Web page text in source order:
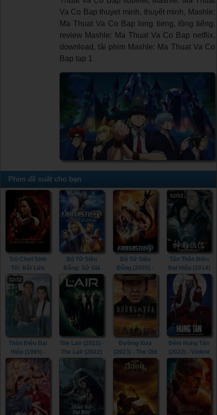
Va Co Bap thuyet minh, thuyết minh, Mashle:
Ma Thuat Va Co Bap long tieng, lồng tiếng,
review Mashle: Ma Thuat Va Co Bap netflix,
download, tải phim Mashle: Ma Thuat Va Co
Bap tap 1
Phim đề xuất cho bạn
Trò Chơi Sinh
Tử: Bắt Lửa
(2013) - The
Hunger Games:
Catching Fire
(2013)
Bộ Tứ Siêu
Đẳng: Sứ Giả
Bạc (2007) -
Fantastic Four:
Rise of the
Silver Surfer
(2007)
Bộ Tứ Siêu
Đẳng (2005) -
Fantastic Four
(2005)
52/52
Tân Thần Điêu
Đại Hiệp (2014)
- The Romance
of the Condor
Heroes (2014)
32/32
Thần Điêu Đại
Hiệp (1995) -
Return of The
Condor Heroes
(1995)
The Lair (2022) -
The Lair (2022)
Đường Xưa
(2023) - The Old
Way (2023)
Đêm Hung Tàn
(2022) - Violent
Night (2022)